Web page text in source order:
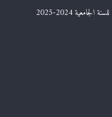
2024-2025